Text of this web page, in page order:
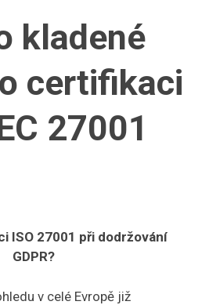
kladené
o certifikaci
27001
ISO 27001 při dodržování
GDPR?
v celé Evropě již